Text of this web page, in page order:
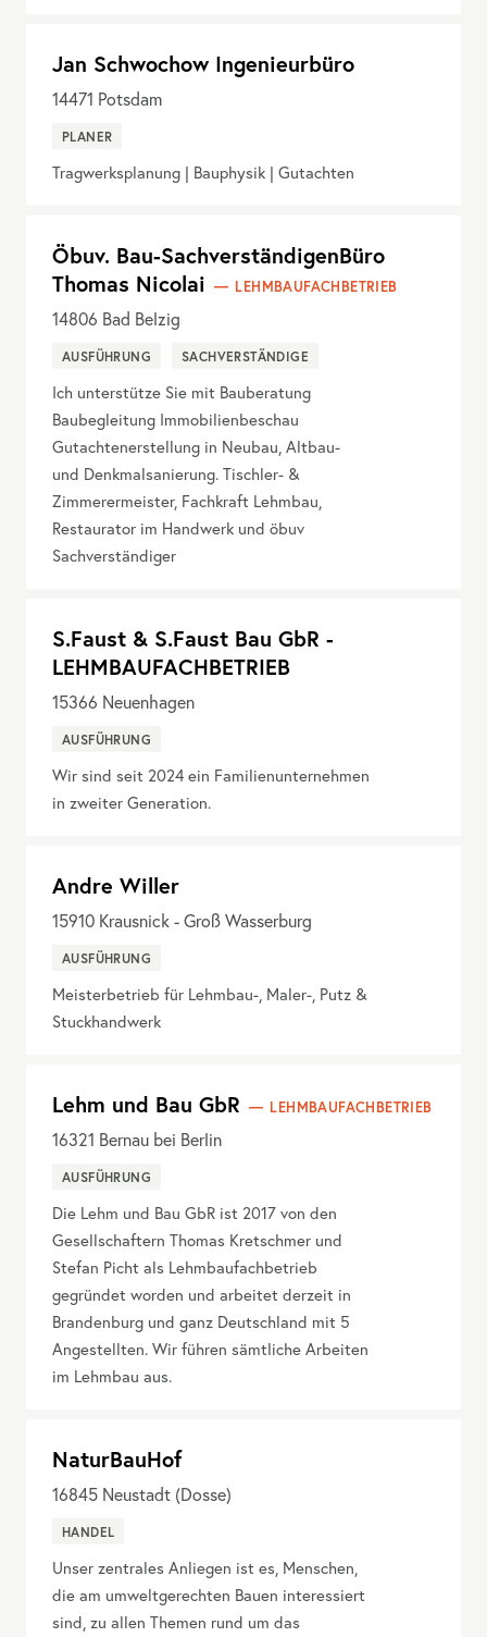
Jan Schwochow Ingenieurbüro
14471 Potsdam
PLANER
Tragwerksplanung | Bauphysik | Gutachten
Öbuv. Bau-SachverständigenBüro
Thomas Nicolai
LEHMBAUFACHBETRIEB
14806 Bad Belzig
AUSFÜHRUNG SACHVERSTÄNDIGE
Ich unterstütze Sie mit Bauberatung
Baubegleitung Immobilienbeschau
Gutachtenerstellung in Neubau, Altbau-
und Denkmalsanierung. Tischler- &
Zimmerermeister, Fachkraft Lehmbau,
Restaurator im Handwerk und öbuv
Sachverständiger
S.Faust & S.Faust Bau GbR -
LEHMBAUFACHBETRIEB
15366 Neuenhagen
AUSFÜHRUNG
Wir sind seit 2024 ein Familienunternehmen
in zweiter Generation.
Andre Willer
15910 Krausnick - Groß Wasserburg
AUSFÜHRUNG
Meisterbetrieb für Lehmbau-, Maler-, Putz &
Stuckhandwerk
Lehm und Bau GbR LEHMBAUFACHBETRIEB
16321 Bernau bei Berlin
AUSFÜHRUNG
Die Lehm und Bau GbR ist 2017 von den
Gesellschaftern Thomas Kretschmer und
Stefan Picht als Lehmbaufachbetrieb
gegründet worden und arbeitet derzeit in
Brandenburg und ganz Deutschland mit 5
Angestellten. Wir führen sämtliche Arbeiten
im Lehmbau aus.
NaturBauHof
16845 Neustadt (Dosse)
HANDEL
Unser zentrales Anliegen ist es, Menschen,
die am umweltgerechten Bauen interessiert
sind, zu allen Themen rund um das